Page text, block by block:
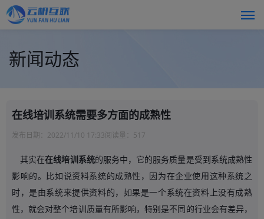
新闻动态
在线培训系统需要多方面的成熟性
发布日期： 2022/11/10 17:33阅读量： 517
其实在在线培训系统的服务中，它的服务质量是受到系统成熟性
影响的。比如说资料系统的成熟性，因为在企业使用这种系统之
时，是由系统来提供资料的，如果是一个系统在资料上没有成熟
性，就会对整个培训质量有所影响，特别是不同的行业会有差异，